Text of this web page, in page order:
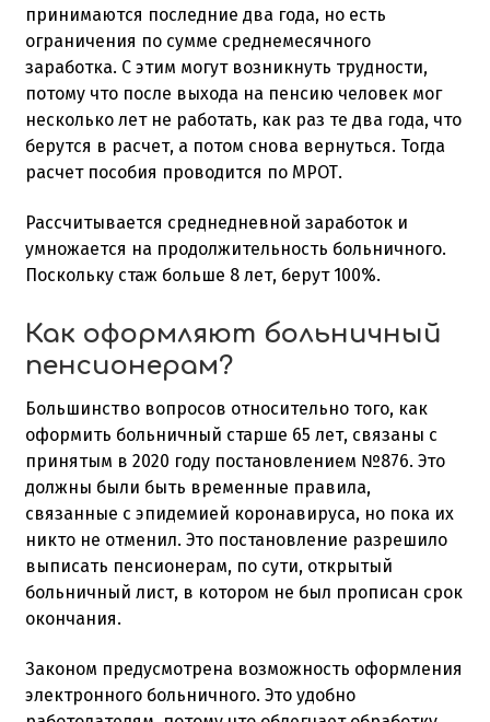
принимаются последние два года, но есть
ограничения по сумме среднемесячного
заработка. С этим могут возникнуть трудности,
потому что после выхода на пенсию человек мог
несколько лет не работать, как раз те два года, что
берутся в расчет, а потом снова вернуться. Тогда
расчет пособия проводится по МРОТ.
Рассчитывается среднедневной заработок и
умножается на продолжительность больничного.
Поскольку стаж больше 8 лет, берут 100%.
Как оформляют больничный
пенсионерам?
Большинство вопросов относительно того, как
оформить больничный старше 65 лет, связаны с
принятым в 2020 году постановлением №876. Это
должны были быть временные правила,
связанные с эпидемией коронавируса, но пока их
никто не отменил. Это постановление разрешило
выписать пенсионерам, по сути, открытый
больничный лист, в котором не был прописан срок
окончания.
Законом предусмотрена возможность оформления
электронного больничного. Это удобно